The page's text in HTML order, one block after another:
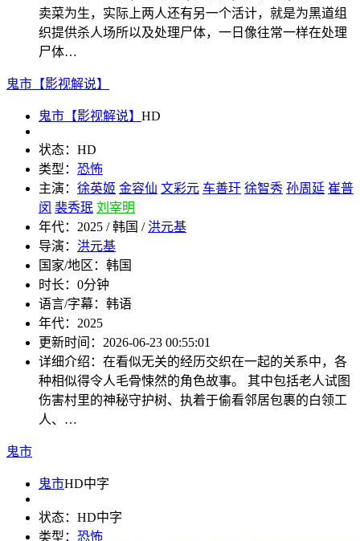
卖菜为生，实际上两人还有另一个活计，就是为黑道组
织提供杀人场所以及处理尸体，一日像往常一样在处理
尸体…
鬼市【影视解说】
鬼市【影视解说】 HD
状态： HD
类型： 恐怖
主演： 徐英姬 金容仙 文彩元 车善玗 徐智秀 孙周延 崔普
闵 裴秀珉 刘宰明
年代： 2025 / 韩国 / 洪元基
导演： 洪元基
国家/地区： 韩国
时长： 0分钟
语言/字幕： 韩语
年代： 2025
更新时间： 2026-06-23 00:55:01
详细介绍： 在看似无关的经历交织在一起的关系中，各
种相似得令人毛骨悚然的角色故事。 其中包括老人试图
伤害村里的神秘守护树、执着于偷看邻居包裹的白领工
人、…
鬼市
鬼市HD中字
状态： HD中字
类型： 恐怖